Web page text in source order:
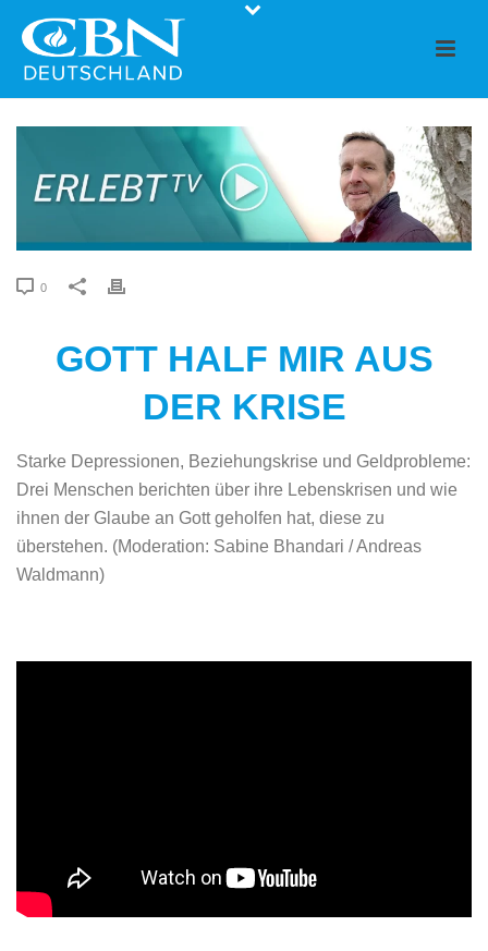
0
GOTT HALF MIR AUS
DER KRISE
Starke Depressionen, Beziehungskrise und Geldprobleme:
Drei Menschen berichten über ihre Lebenskrisen und wie
ihnen der Glaube an Gott geholfen hat, diese zu
überstehen. (Moderation: Sabine Bhandari / Andreas
Waldmann)